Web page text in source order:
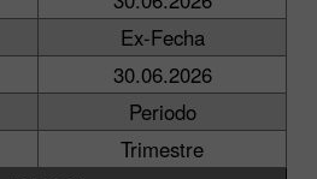
Ex-Fecha
30.06.2026
Periodo
Trimestre